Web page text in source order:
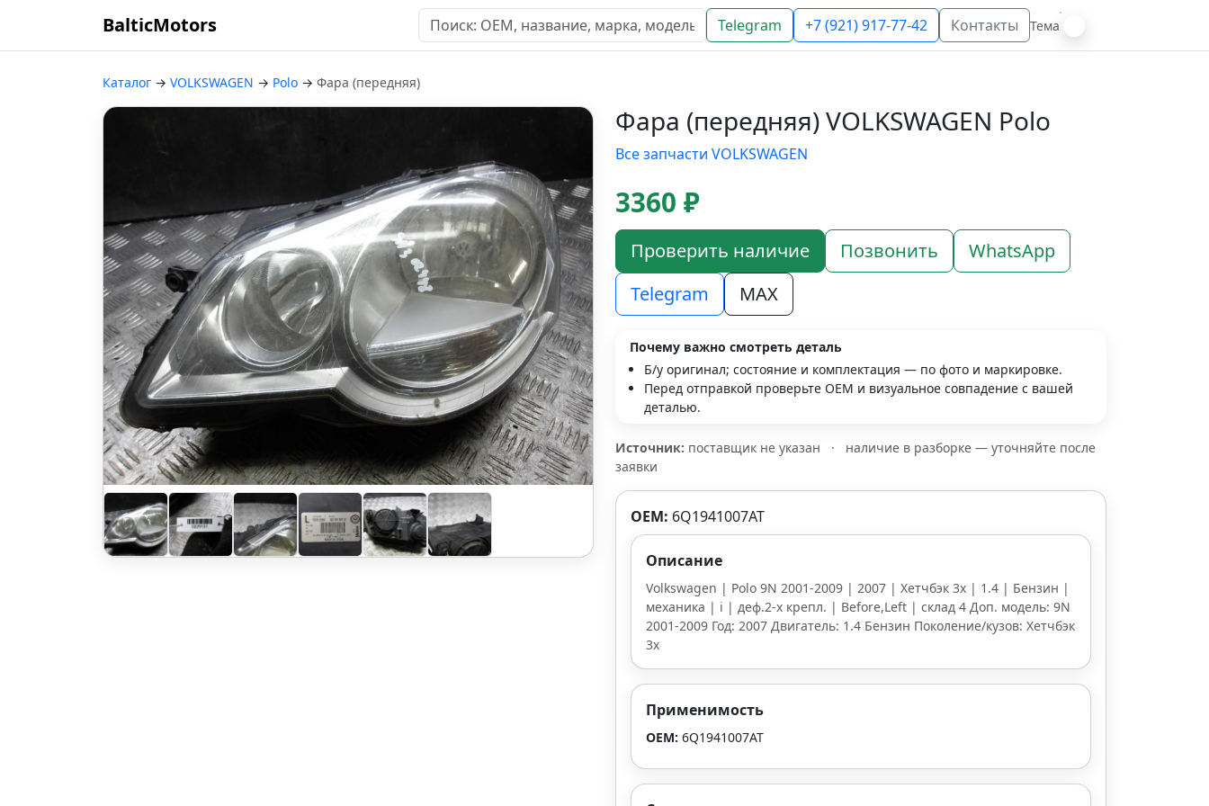
BalticMotors Telegram +7 (921) 917-77-42 Контакты Тема
Каталог → VOLKSWAGEN → Polo → Фара (передняя)
Фара (передняя) VOLKSWAGEN Polo
Все запчасти VOLKSWAGEN
3360 ₽
Проверить наличие Позвонить
WhatsApp
Telegram
MAX
Почему важно смотреть деталь
Б/у оригинал; состояние и комплектация — по фото и маркировке.
Перед отправкой проверьте OEM и визуальное совпадение с вашей
деталью.
Источник: поставщик не указан ·
наличие в разборке — уточняйте после
заявки
OEM: 6Q1941007AT
Описание
Volkswagen | Polo 9N 2001-2009 | 2007 | Хетчбэк 3х | 1.4 | Бензин |
механика | i | деф.2-х крепл. | Before,Left | склад 4 Доп. модель: 9N
2001-2009 Год: 2007 Двигатель: 1.4 Бензин Поколение/кузов: Хетчбэк
3х
Применимость
OEM: 6Q1941007AT